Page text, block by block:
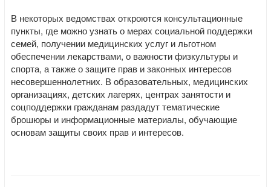
В некоторых ведомствах откроются консультационные
пункты, где можно узнать о мерах социальной поддержки
семей, получении медицинских услуг и льготном
обеспечении лекарствами, о важности физкультуры и
спорта, а также о защите прав и законных интересов
несовершеннолетних. В образовательных, медицинских
организациях, детских лагерях, центрах занятости и
соцподдержки гражданам раздадут тематические
брошюры и информационные материалы, обучающие
основам защиты своих прав и интересов.